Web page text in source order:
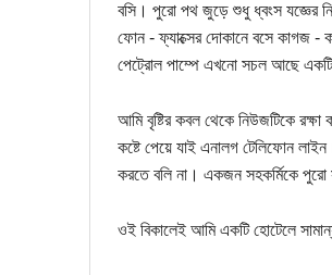
বসি। পুরো পথ জুড়ে শুধু ধ্বংস যজ্ঞের
ফোন - ফ্যাক্সের দোকানে বসে কাগজ -
পেট্রোল পাম্পে এখনো সচল আছে
আমি বৃষ্টির কবল থেকে নিউজটিকে
কষ্টে পেয়ে যাই এনালগ টেলিফোন
করতে বলি না। একজন সহকর্মিকে পুরো
ওই বিকালেই আমি একটি হোটেলে